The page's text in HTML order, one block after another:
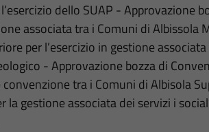
dello SUAP - Approvazione
associata tra i Comuni di Albissola
per l’esercizio in gestione
- Approvazione bozza di
tra i Comuni di Albisola
la gestione associata dei servizi i